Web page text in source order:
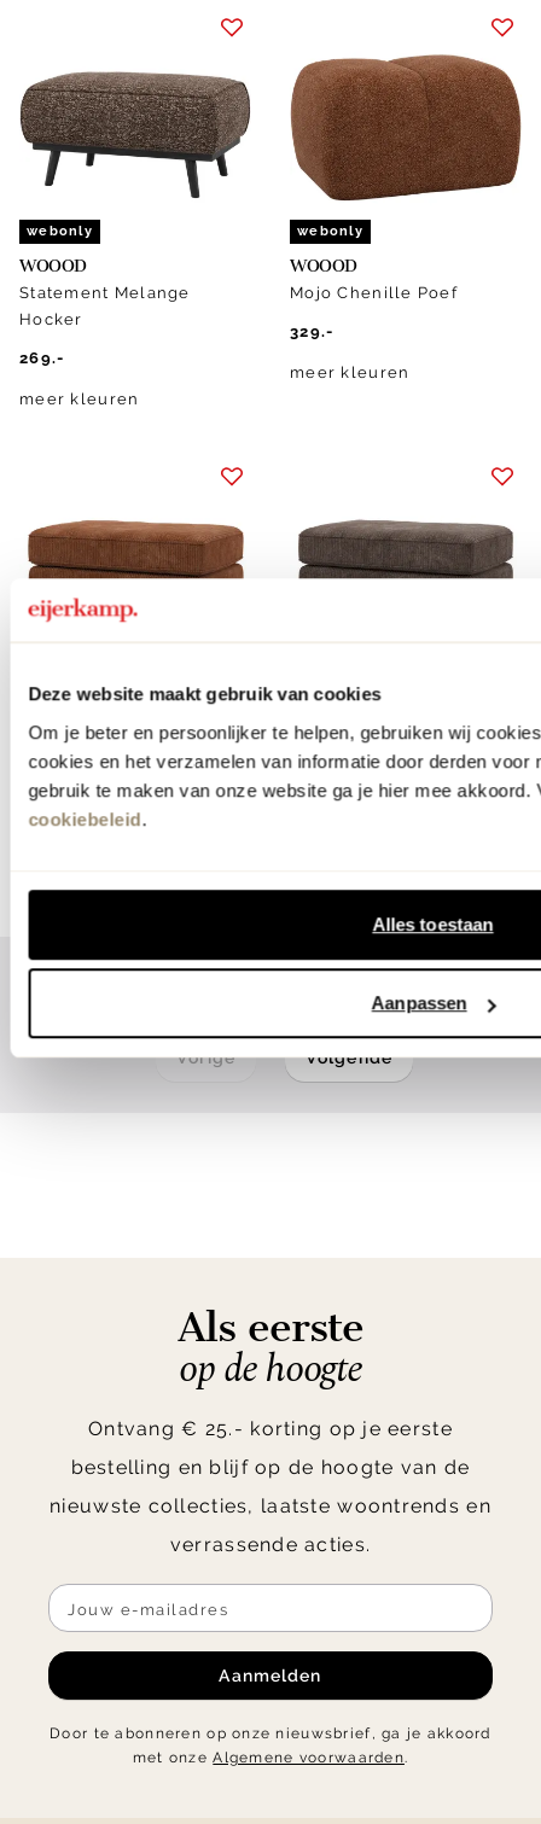
Deze website maakt gebruik van cookies
Om je beter en persoonlijker te helpen, gebruiken wij
cookies en het verzamelen van informatie door derden voor
gebruik te maken van onze website ga je hier mee akkoord.
cookiebeleid.
Alles toestaan
Aanpassen
webonly
WOOOD
Statement Melange
Hocker
269.-
meer kleuren
webonly
WOOOD
Mojo Chenille Poef
329.-
meer kleuren
Rodeo Hocker
279.-
meer kleuren
Rodeo Hocker
279.-
Vorige Volgende
Als eerste
op de hoogte
Ontvang € 25.- korting op je eerste
bestelling en blijf op de hoogte van de
nieuwste collecties, laatste woontrends en
verrassende acties.
Aanmelden
Door te abonneren op onze nieuwsbrief, ga je akkoord
met onzeAlgemene voorwaarden.